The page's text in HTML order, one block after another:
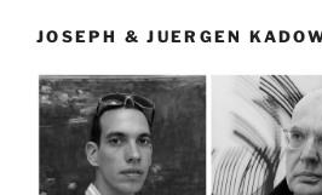
JOSEPH & JUERGEN